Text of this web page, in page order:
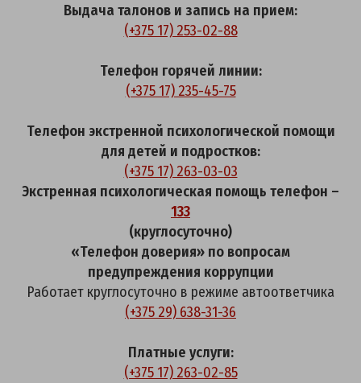
Выдача талонов и запись на прием:
(+375 17) 253-02-88
Телефон горячей линии:
(+375 17) 235-45-75
Телефон экстренной психологической помощи
для детей и подростков:
(+375 17) 263-03-03
Экстренная психологическая помощь телефон –
133
(круглосуточно)
«Телефон доверия» по вопросам
предупреждения коррупции
Работает круглосуточно в режиме автоответчика
(+375 29) 638-31-36
Платные услуги:
(+375 17) 263-02-85